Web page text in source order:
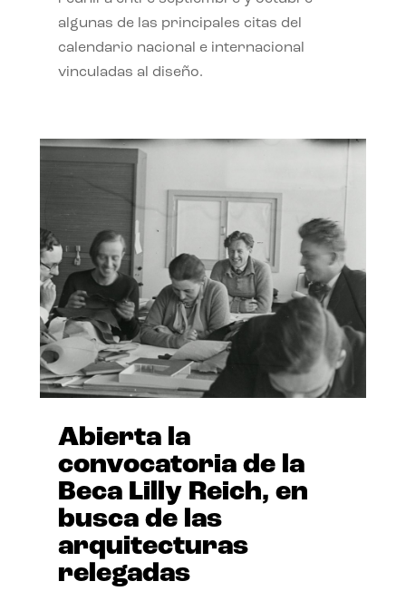
algunas de las principales citas del
calendario nacional e internacional
vinculadas al diseño.
Abierta la
convocatoria de la
Beca Lilly Reich, en
busca de las
arquitecturas
relegadas